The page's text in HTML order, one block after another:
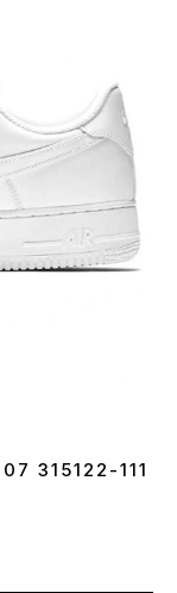
315122-111